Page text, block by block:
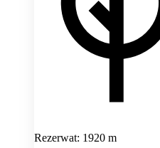
Rezerwat: 1920 m